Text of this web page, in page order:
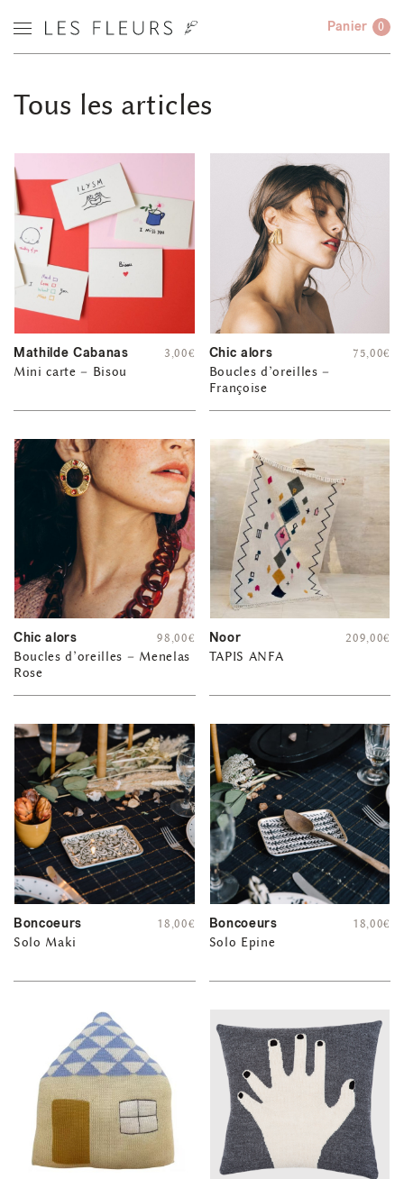
Panier 0
Tous les articles
Mathilde Cabanas
Mini carte – Bisou
3,00€ Chic alors
Boucles d’oreilles –
Françoise
75,00€
Chic alors
Boucles d’oreilles – Menelas
Rose
98,00€ Noor
TAPIS ANFA
209,00€
Boncoeurs
Solo Maki
18,00€ Boncoeurs
Solo Epine
18,00€